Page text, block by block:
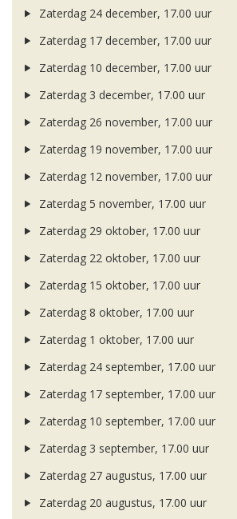
Zaterdag 24 december, 17.00 uur
Zaterdag 17 december, 17.00 uur
Zaterdag 10 december, 17.00 uur
Zaterdag 3 december, 17.00 uur
Zaterdag 26 november, 17.00 uur
Zaterdag 19 november, 17.00 uur
Zaterdag 12 november, 17.00 uur
Zaterdag 5 november, 17.00 uur
Zaterdag 29 oktober, 17.00 uur
Zaterdag 22 oktober, 17.00 uur
Zaterdag 15 oktober, 17.00 uur
Zaterdag 8 oktober, 17.00 uur
Zaterdag 1 oktober, 17.00 uur
Zaterdag 24 september, 17.00 uur
Zaterdag 17 september, 17.00 uur
Zaterdag 10 september, 17.00 uur
Zaterdag 3 september, 17.00 uur
Zaterdag 27 augustus, 17.00 uur
Zaterdag 20 augustus, 17.00 uur